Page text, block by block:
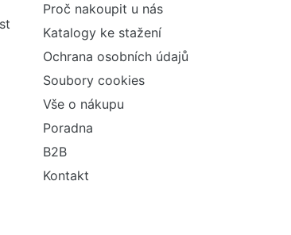
Proč nakoupit u nás
Katalogy ke stažení
Ochrana osobních údajů
Soubory cookies
Vše o nákupu
Poradna
B2B
Kontakt